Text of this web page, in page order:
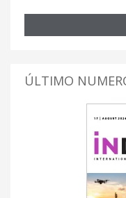
ÚLTIMO